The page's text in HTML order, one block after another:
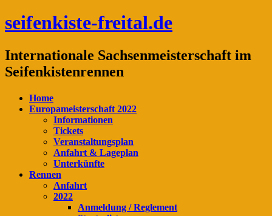
seifenkiste-freital.de
Internationale Sachsenmeisterschaft im
Seifenkistenrennen
Home
Europameisterschaft 2022
Informationen
Tickets
Veranstaltungsplan
Anfahrt & Lageplan
Unterkünfte
Rennen
Anfahrt
2022
Anmeldung / Reglement